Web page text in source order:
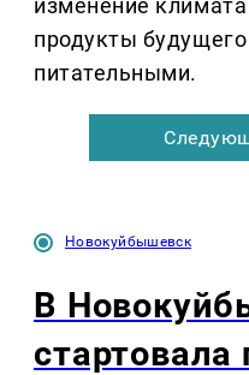
изменение
продукты
питательными.
Новокуйбышевск
В
стартовала